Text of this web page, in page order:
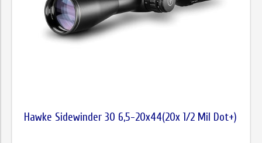
Hawke Sidewinder 30 6,5-20x44(20x 1/2 Mil Dot+)